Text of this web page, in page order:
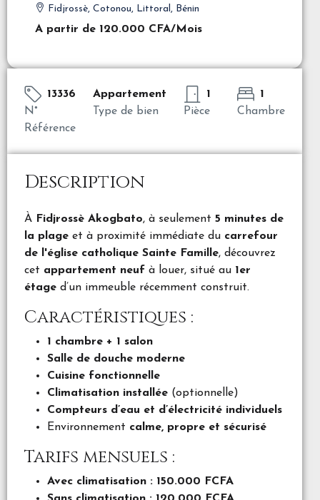
Fidjrossè, Cotonou, Littoral, Bénin
A partir de 120.000 CFA/Mois
13336
N°
Référence
Appartement
Type de bien
1
Pièce
1
Chambre
Description
À Fidjrossè Akogbato, à seulement 5 minutes de
la plage et à proximité immédiate du carrefour
de l'église catholique Sainte Famille, découvrez
cet appartement neuf à louer, situé au 1er
étage d’un immeuble récemment construit.
Caractéristiques :
1 chambre + 1 salon
Salle de douche moderne
Cuisine fonctionnelle
Climatisation installée (optionnelle)
Compteurs d’eau et d’électricité individuels
Environnement calme, propre et sécurisé
Tarifs mensuels :
Avec climatisation : 150.000 FCFA